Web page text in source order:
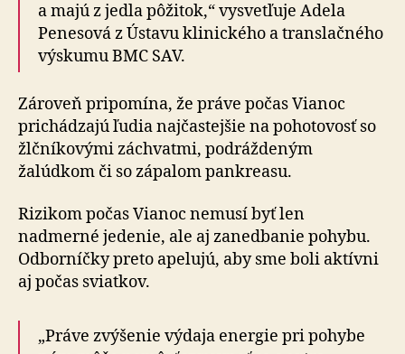
a majú z jedla pôžitok,“ vysvetľuje Adela
Penesová z Ústavu klinického a translačného
výskumu BMC SAV.
Zároveň pripomína, že práve počas Vianoc
prichádzajú ľudia najčastejšie na pohotovosť so
žlčníkovými záchvatmi, podráždeným
žalúdkom či so zápalom pankreasu.
Rizikom počas Vianoc nemusí byť len
nadmerné jedenie, ale aj zanedbanie pohybu.
Odborníčky preto apelujú, aby sme boli aktívni
aj počas sviatkov.
„Práve zvýšenie výdaja energie pri pohybe